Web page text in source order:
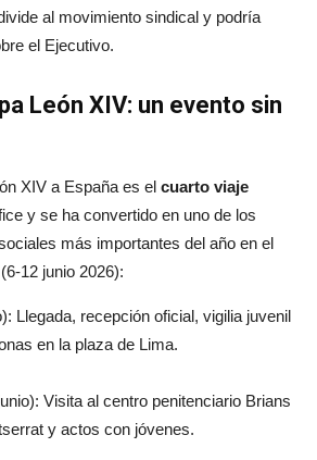
al movimiento sindical y podría
el Ejecutivo.
León XIV: un evento sin
XIV a España es el cuarto viaje
y se ha convertido en uno de los
más importantes del año en el
12 junio 2026):
Llegada, recepción oficial, vigilia juvenil
en la plaza de Lima.
Visita al centro penitenciario Brians
y actos con jóvenes.